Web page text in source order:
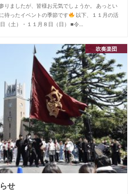
りましたが、皆様お元気でしょうか。 あっとい
待ったイベントの季節です
以下、１１月の活
（土）・１１月８日（日） ■令…
吹奏楽団
せ